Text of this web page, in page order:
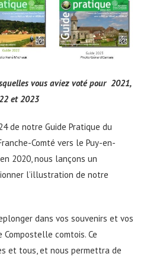
vous aviez voté pour 2021,
et 2023
de notre Guide Pratique du
Comté vers le Puy-en-
2020, nous lançons un
l’illustration de notre
dans vos souvenirs et vos
comtois. Ce
et tous, et nous permettra de